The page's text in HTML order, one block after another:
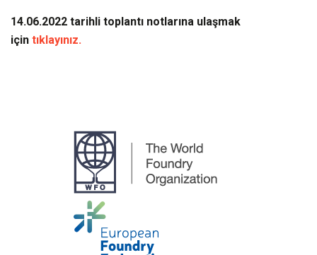
14.06.2022 tarihli toplantı notlarına ulaşmak
için tıklayınız.